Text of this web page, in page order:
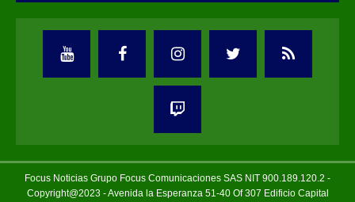
Focus Noticias Grupo Focus Comunicaciones SAS NIT 900.189.120.2 -
Copyright@2023 - Avenida la Esperanza 51-40 Of 307 Edificio Capital